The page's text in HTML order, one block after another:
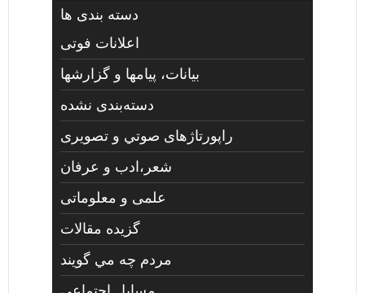
دسته بندی ها
اعلانات فوتی
بیانات، پیامها و گزارشها
دسته‌بندی نشده
راپورتاژهای صوتي و تصويری
شعر،ادب و عرفان
علمی و معلوماتی
گزیده مقالات
مردم چه مي گويند